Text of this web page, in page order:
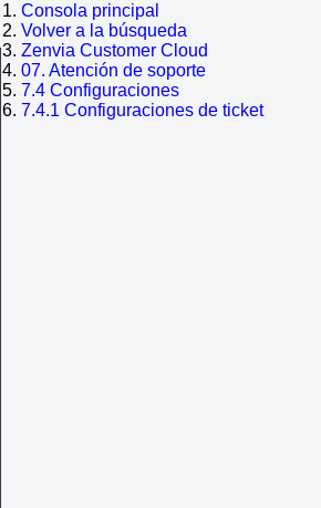
Consola principal
Volver a la búsqueda
Zenvia Customer Cloud
07. Atención de soporte
7.4 Configuraciones
7.4.1 Configuraciones de ticket